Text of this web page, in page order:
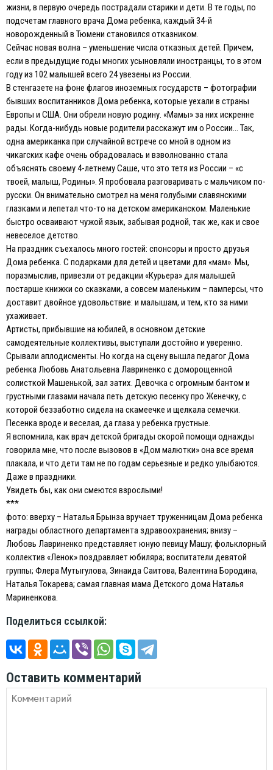
жизни, в первую очередь пострадали старики и дети. В те годы, по
подсчетам главного врача Дома ребенка, каждый 34-й
новорожденный в Тюмени становился отказником.
Сейчас новая волна – уменьшение числа отказных детей. Причем,
если в предыдущие годы многих усыновляли иностранцы, то в этом
году из 102 малышей всего 24 увезены из России.
В стенгазете на фоне флагов иноземных государств – фотографии
бывших воспитанников Дома ребенка, которые уехали в страны
Европы и США. Они обрели новую родину. «Мамы» за них искренне
рады. Когда-нибудь новые родители расскажут им о России… Так,
одна американка при случайной встрече со мной в одном из
чикагских кафе очень обрадовалась и взволнованно стала
объяснять своему 4-летнему Саше, что это тетя из России – «с
твоей, малыш, Родины». Я пробовала разговаривать с мальчиком по-
русски. Он внимательно смотрел на меня голубыми славянскими
глазками и лепетал что-то на детском американском. Маленькие
быстро осваивают чужой язык, забывая родной, так же, как и свое
невеселое детство.
На праздник съехалось много гостей: спонсоры и просто друзья
Дома ребенка. С подарками для детей и цветами для «мам». Мы,
поразмыслив, привезли от редакции «Курьера» для малышей
постарше книжки со сказками, а совсем маленьким – памперсы, что
доставит двойное удовольствие: и малышам, и тем, кто за ними
ухаживает.
Артисты, прибывшие на юбилей, в основном детские
самодеятельные коллективы, выступали достойно и уверенно.
Срывали аплодисменты. Но когда на сцену вышла педагог Дома
ребенка Любовь Анатольевна Лавриненко с доморощенной
солисткой Машенькой, зал затих. Девочка с огромным бантом и
грустными глазами начала петь детскую песенку про Женечку, с
которой беззаботно сидела на скамеечке и щелкала семечки.
Песенка вроде и веселая, да глаза у ребенка грустные.
Я вспомнила, как врач детской бригады скорой помощи однажды
говорила мне, что после вызовов в «Дом малютки» она все время
плакала, и что дети там не по годам серьезные и редко улыбаются.
Даже в праздники.
Увидеть бы, как они смеются взрослыми!
***
фото: вверху – Наталья Брынза вручает труженницам Дома ребенка
награды областного департамента здравоохранения; внизу –
Любовь Лавриненко представляет юную певицу Машу; фольклорный
коллектив «Ленок» поздравляет юбиляра; воспитатели девятой
группы; Флера Мутыгулова, Зинаида Саитова, Валентина Бородина,
Наталья Токарева; cамая главная мама Детского дома Наталья
Мариненкова.
Поделиться ссылкой:
Оставить комментарий